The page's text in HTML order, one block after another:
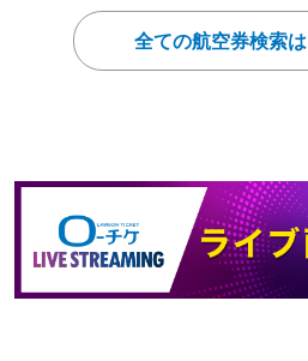
全ての航空券検索